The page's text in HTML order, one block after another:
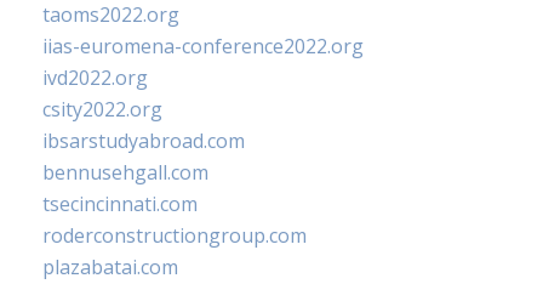
taoms2022.org
iias-euromena-conference2022.org
ivd2022.org
csity2022.org
ibsarstudyabroad.com
bennusehgall.com
tsecincinnati.com
roderconstructiongroup.com
plazabatai.com